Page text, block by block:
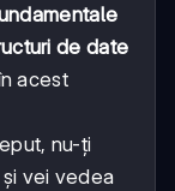
de date
acest
nu-ți
vei vedea